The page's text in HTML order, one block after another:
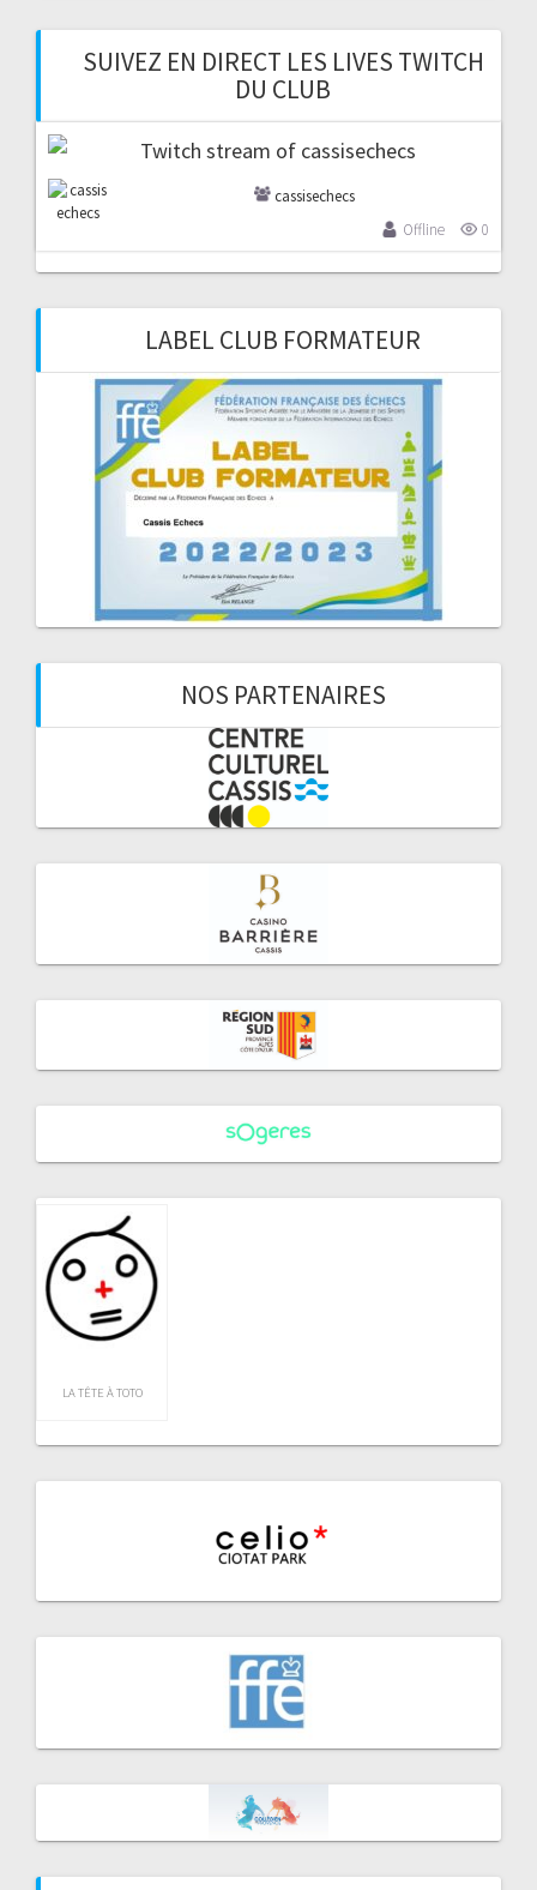
SUIVEZ EN DIRECT LES LIVES TWITCH
DU CLUB
cassisechecs
Offline
0
LABEL CLUB FORMATEUR
NOS PARTENAIRES
LA TÊTE À TOTO